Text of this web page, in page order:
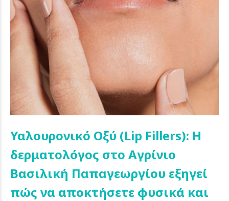
Υαλουρονικό Οξύ (Lip Fillers): Η
δερματολόγος στο Αγρίνιο
Βασιλική Παπαγεωργίου εξηγεί
πώς να αποκτήσετε φυσικά και